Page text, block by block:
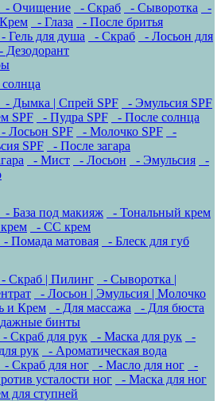
- Очищение - Скраб - Сыворотка
-
- Глаза
- После бритья
- Гель для душа - Скраб
- Лосьон для
- Дезодорант
- Дымка | Спрей SPF
- Эмульсия SPF
SPF
- Пудра SPF
- После солнца
- Лосьон SPF - Молочко SPF
-
SPF
- После загара
- Мист - Лосьон - Эмульсия
-
- База под макияж
- Тональный крем
- CC крем
- Помада матовая
- Блеск для губ
- Скраб | Пилинг
- Сыворотка |
- Лосьон | Эмульсия | Молочко
и Крем
- Для массажа
- Для бюста
бинты
- Скраб для рук - Маска для рук
-
рук
- Ароматическая вода
- Скраб для ног - Масло для ног
-
усталости ног
- Маска для ног
для ступней